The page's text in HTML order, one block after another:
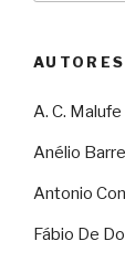
AUTORES
A. C. Malufe
Anélio
Antonio
Fábio De